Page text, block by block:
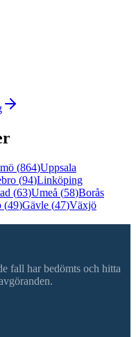
(864)Uppsala
(94)Linköping
(63)Umeå (58)Borås
(49)Gävle (47)Växjö
fall har bedömts och hitta